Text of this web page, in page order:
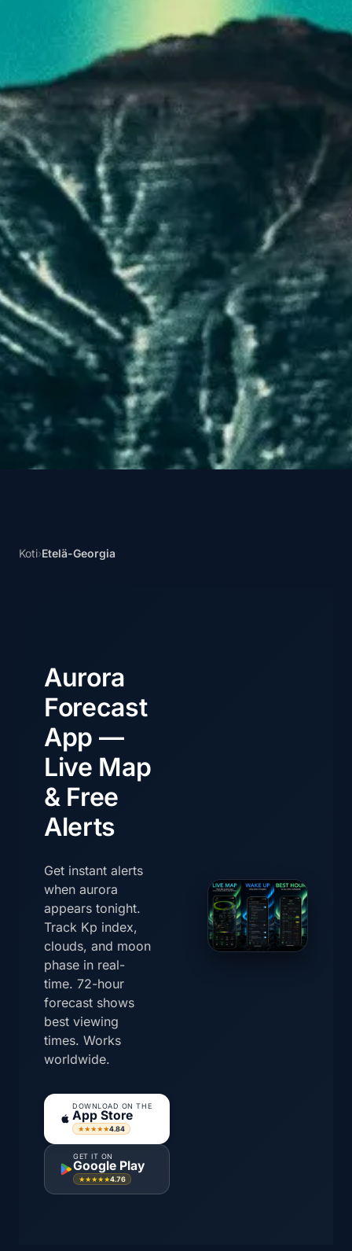
Koti›Etelä-Georgia
Aurora
Forecast
App —
Live Map
& Free
Alerts
Get instant alerts
when aurora
appears tonight.
Track Kp index,
clouds, and moon
phase in real-
time. 72-hour
forecast shows
best viewing
times. Works
worldwide.
DOWNLOAD ON THE
App Store
★★★★★4.84
GET IT ON
Google Play
★★★★★4.76